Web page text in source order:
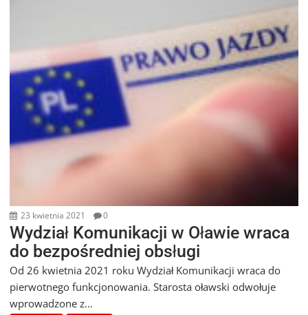
23 kwietnia 2021 0
Wydział Komunikacji w Oławie wraca
do bezpośredniej obsługi
Od 26 kwietnia 2021 roku Wydział Komunikacji wraca do
pierwotnego funkcjonowania. Starosta oławski odwołuje
wprowadzone z...